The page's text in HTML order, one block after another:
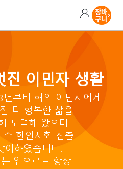
진 이민자 생활
부터 해외 이민자에게
더 행복한 삶을
노력해 왔으며
주 한인사회 진출
이하였습니다.
앞으로도 항상